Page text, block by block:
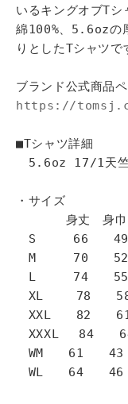
いるキングオブTシ
綿100%、5.6ozの
りとしたTシャツで
ブランド公式商品
https://
■Tシャツ詳細
5.6oz 17/1天
・サイズ
身丈 身巾
S 66
M 70
L 74
XL 78
XXL 82
XXXL 84
WM 61
WL 64